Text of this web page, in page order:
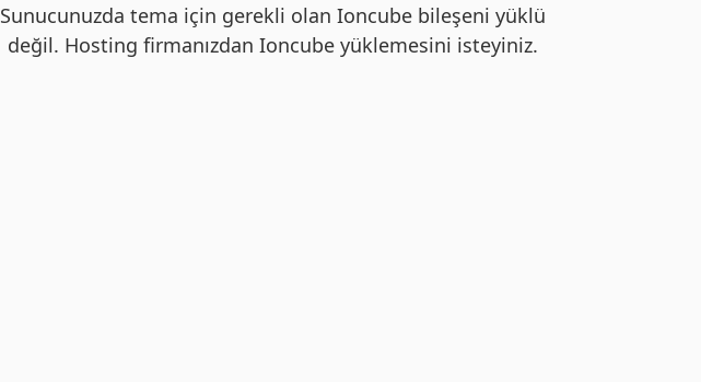
Sunucunuzda tema için gerekli olan Ioncube bileşeni yüklü
değil. Hosting firmanızdan Ioncube yüklemesini isteyiniz.